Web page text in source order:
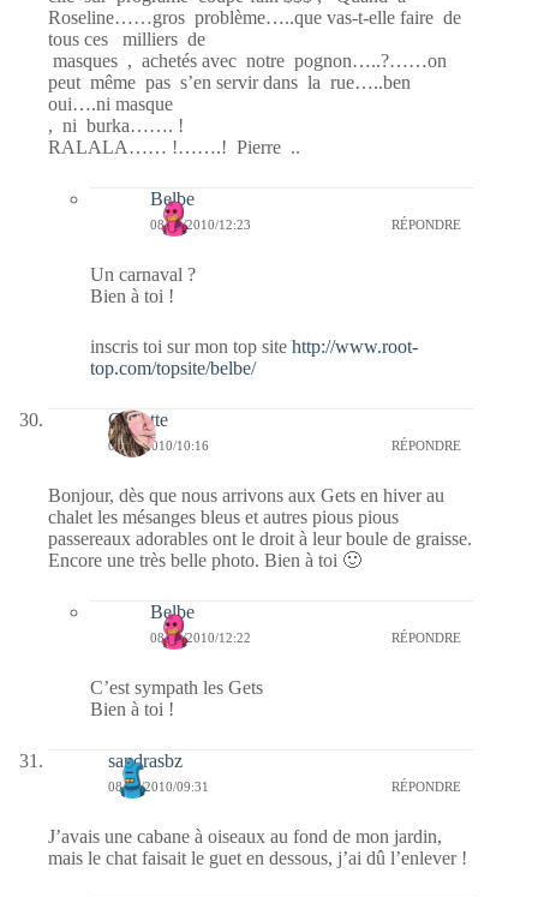
Roseline……gros problème…..que vas-t-elle faire de
tous ces milliers de
masques , achetés avec notre pognon…..?……on
peut même pas s’en servir dans la rue…..ben
oui….ni masque
, ni burka……. !
RALALA…… !…….! Pierre ..
Belbe
08/01/2010/12:23 RÉPONDRE
Un carnaval ?
Bien à toi !
inscris toi sur mon top site http://www.root-
top.com/topsite/belbe/
Crikette
08/01/2010/10:16 RÉPONDRE
Bonjour, dès que nous arrivons aux Gets en hiver au
chalet les mésanges bleus et autres pious pious
passereaux adorables ont le droit à leur boule de graisse.
Encore une très belle photo. Bien à toi 🙂
Belbe
08/01/2010/12:22 RÉPONDRE
C’est sympath les Gets
Bien à toi !
sandrasbz
08/01/2010/09:31 RÉPONDRE
J’avais une cabane à oiseaux au fond de mon jardin,
mais le chat faisait le guet en dessous, j’ai dû l’enlever !